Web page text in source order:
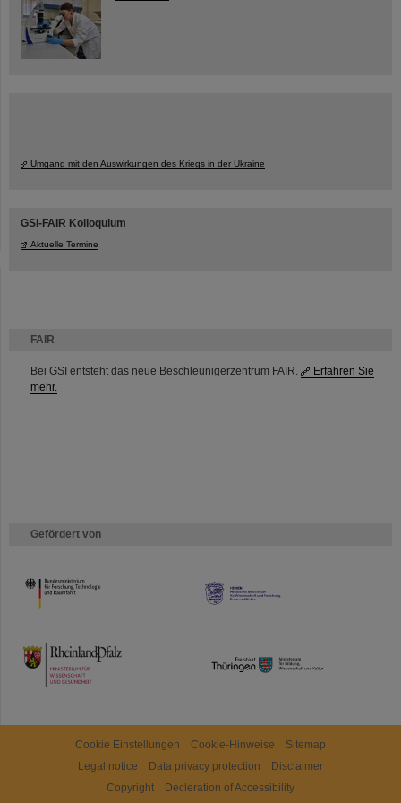
FAIR
Bei GSI entsteht das neue Beschleunigerzentrum FAIR.
Erfahren Sie
mehr.
Gefördert von
HMWK
TMWWDG
Umgang mit den Auswirkungen des Kriegs in der Ukraine
GSI-FAIR Kolloquium
Aktuelle Termine
Cookie Einstellungen Cookie-Hinweise
Sitemap
Legal notice
Data privacy protection
Disclaimer
Copyright
Decleration of Accessibility